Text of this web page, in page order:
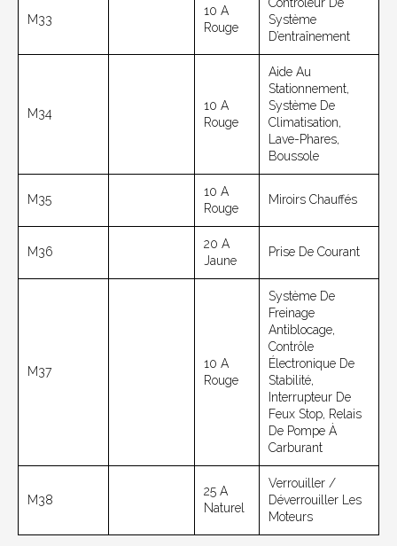
M33
10 A
Rouge
Contrôleur De
Système
D’entraînement
M34
10 A
Rouge
Aide Au
Stationnement,
Système De
Climatisation,
Lave-Phares,
Boussole
M35
10 A
Rouge
Miroirs Chauffés
M36
20 A
Jaune
Prise De Courant
M37
10 A
Rouge
Système De
Freinage
Antiblocage,
Contrôle
Électronique De
Stabilité,
Interrupteur De
Feux Stop, Relais
De Pompe À
Carburant
M38
25 A
Naturel
Verrouiller /
Déverrouiller Les
Moteurs